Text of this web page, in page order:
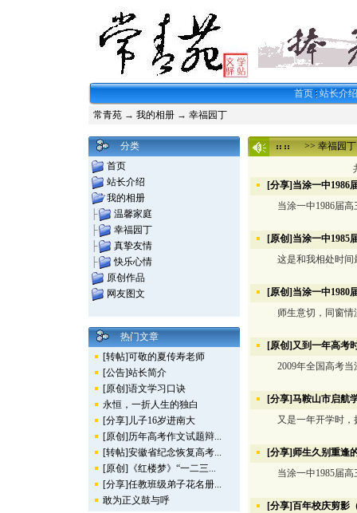
首页 站长介绍
常青苑→ 我的相册→ 幸福园丁
分类
首页
站长介绍
我的相册
├
温馨家庭
├
幸福园丁
├
真挚友情
├
快乐心情
原创作品
网友图文
热门文章
[转帖]可敬的夏传寿老师
[公告]站长简介
[原创]语文学习口诀
永恒，一折人生的独白
[分享]儿子16岁进南大
[原创]历年高考作文试题辩...
[转帖]安徽省纪念恢复高考...
[原创]《红楼梦》“一二三...
[分享]任教班级弟子花名册...
敢为正义鼓与呼
>> 幸福园丁
[分享]当涂一中1986
当涂一中1986届高
[原创]当涂一中1985
这是和我相处时间
[原创]当涂一中1980
师生意切，同窗
[原创]又到一年高考
2009年全国高考当
[分享]马鞍山市启航
又是一年开学时，
[分享]师生久别重逢
当涂一中1985届高
[分享]百年校庆剪影